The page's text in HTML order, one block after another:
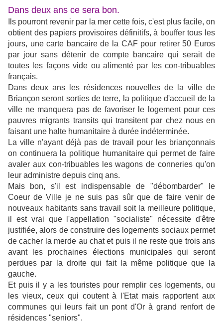
Dans deux ans ce sera bon.
Ils pourront revenir par la mer cette fois, c'est plus facile, on
obtient des papiers provisoires définitifs, à bouffer tous les
jours, une carte bancaire de la CAF pour retirer 50 Euros
par jour sans détenir de compte bancaire qui serait de
toutes les façons vide ou alimenté par les con-tribuables
français.
Dans deux ans les résidences nouvelles de la ville de
Briançon seront sorties de terre, la politique d'accueil de la
ville ne manquera pas de favoriser le logement pour ces
pauvres migrants transits qui transitent par chez nous en
faisant une halte humanitaire à durée indéterminée.
La ville n'ayant déjà pas de travail pour les briançonnais
on continuera la politique humanitaire qui permet de faire
avaler aux con-tribuables les wagons de conneries qu'on
leur administre depuis cinq ans.
Mais bon, s'il est indispensable de "débombarder" le
Coeur de Ville je ne suis pas sûr que de faire venir de
nouveaux habitants sans travail soit la meilleure politique,
il est vrai que l'appellation "socialiste" nécessite d'être
justifiée, alors de construire des logements sociaux permet
de cacher la merde au chat et puis il ne reste que trois ans
avant les prochaines élections municipales qui seront
perdues par la droite qui fait la même politique que la
gauche.
Et puis il y a les touristes pour remplir ces logements, ou
les vieux, ceux qui coutent à l'Etat mais rapportent aux
communes qui leurs fait un pont d'Or à grand renfort de
résidences "seniors".